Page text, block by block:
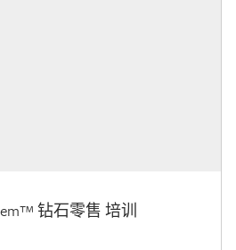
钻石零售 培训